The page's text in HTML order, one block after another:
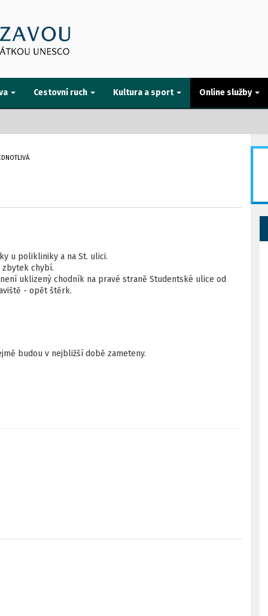
Cestovní ruch Kultura a sport Online služby
u polikliniky a na St. ulici.
chybí.
uklizený chodník na pravé straně Studentské ulice od
- opět štěrk.
budou v nejbližší době zameteny.